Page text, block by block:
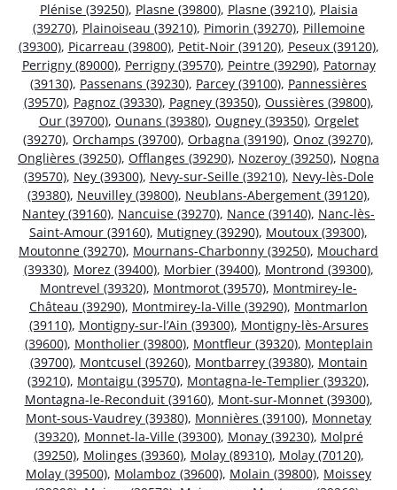
Plénise (39250), Plasne (39800), Plasne (39210), Plaisia
(39270), Plainoiseau (39210), Pimorin (39270), Pillemoine
(39300), Picarreau (39800), Petit-Noir (39120), Peseux (39120),
Perrigny (89000), Perrigny (39570), Peintre (39290), Patornay
(39130), Passenans (39230), Parcey (39100), Pannessières
(39570), Pagnoz (39330), Pagney (39350), Oussières (39800),
Our (39700), Ounans (39380), Ougney (39350), Orgelet
(39270), Orchamps (39700), Orbagna (39190), Onoz (39270),
Onglières (39250), Offlanges (39290), Nozeroy (39250), Nogna
(39570), Ney (39300), Nevy-sur-Seille (39210), Nevy-lès-Dole
(39380), Neuvilley (39800), Neublans-Abergement (39120),
Nantey (39160), Nancuise (39270), Nance (39140), Nanc-lès-
Saint-Amour (39160), Mutigney (39290), Moutoux (39300),
Moutonne (39270), Mournans-Charbonny (39250), Mouchard
(39330), Morez (39400), Morbier (39400), Montrond (39300),
Montrevel (39320), Montmorot (39570), Montmirey-le-
Château (39290), Montmirey-la-Ville (39290), Montmarlon
(39110), Montigny-sur-l’Ain (39300), Montigny-lès-Arsures
(39600), Montholier (39800), Montfleur (39320), Monteplain
(39700), Montcusel (39260), Montbarrey (39380), Montain
(39210), Montaigu (39570), Montagna-le-Templier (39320),
Montagna-le-Reconduit (39160), Mont-sur-Monnet (39300),
Mont-sous-Vaudrey (39380), Monnières (39100), Monnetay
(39320), Monnet-la-Ville (39300), Monay (39230), Molpré
(39250), Molinges (39360), Molay (89310), Molay (70120),
Molay (39500), Molamboz (39600), Molain (39800), Moissey